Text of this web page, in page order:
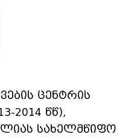
ცენტრის
2014 წწ),
სახელმწიფო